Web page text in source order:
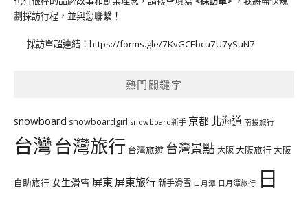
劃採訪行程，並與您聯繫！
採訪單超連結： https://forms.gle/7KvGCEbcu7U7ySuN7
熱門關鍵字
snowboard snowboardgirl snowboard新手 京都 北海道 南投旅行
台灣台灣旅行 台灣旅遊 台灣景點大阪大阪旅行大阪
自助旅行 女生滑雪 屏東 屏東旅行新手滑雪 日月潭 日月潭旅行 日